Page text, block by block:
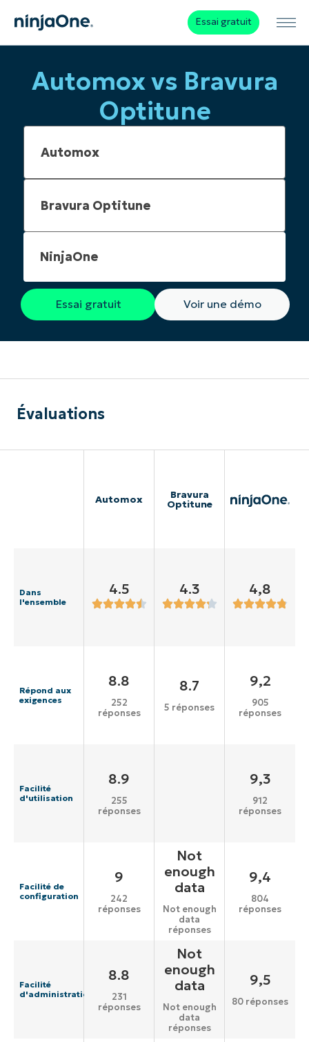
Essai gratuit
Automox vs Bravura
Optitune
NinjaOne
Essai gratuit Voir une démo
Évaluations
Automox Bravura
Optitune
Dans
l'ensemble
4.5 4.3 4,8
Répond aux
exigences
8.8
252
réponses
8.7
5 réponses
9,2
905
réponses
Facilité
d'utilisation
8.9
255
réponses
9,3
912
réponses
Facilité de
configuration
9
242
réponses
Not
enough
data
Not enough
data
réponses
9,4
804
réponses
Facilité
d'administration
8.8
231
réponses
Not
enough
data
Not enough
data
réponses
9,5
80 réponses